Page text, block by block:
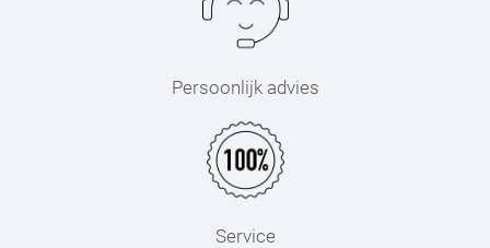
Persoonlijk advies
Service